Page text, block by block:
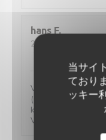
当サイ
ており
ッキー
hans F
2026-05-27
Verrassende
(plat of bruis) is
klein maar ze
Vriendelijke